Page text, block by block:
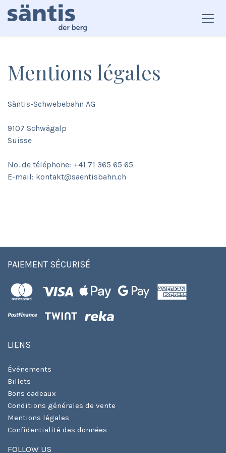
Mentions légales
Säntis-Schwebebahn AG
9107 Schwägalp
Suisse
No. de téléphone: +41 71 365 65 65
E-mail: kontakt@saentisbahn.ch
PAIEMENT SÉCURISÉ
LIENS
Événements
Billets
Bons cadeaux
Conditions générales de vente
Mentions légales
Confidentialité des données
FOLLOW US